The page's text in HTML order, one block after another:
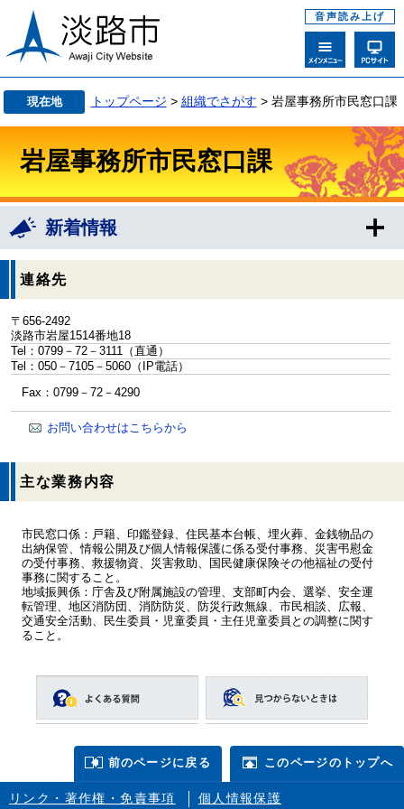
音声読み上げ
現在地 トップページ > 組織でさがす > 岩屋事務所市民窓口課
岩屋事務所市民窓口課
新着情報
連絡先
〒656-2492
淡路市岩屋1514番地18
Tel：0799－72－3111 （直通）
Tel：050－7105－5060 （IP電話）
Fax：0799－72－4290
お問い合わせはこちらから
主な業務内容
市民窓口係：戸籍、印鑑登録、住民基本台帳、埋火葬、金銭物品の
出納保管、情報公開及び個人情報保護に係る受付事務、災害弔慰金
の受付事務、救援物資、災害救助、国民健康保険その他福祉の受付
事務に関すること。
地域振興係：庁舎及び附属施設の管理、支部町内会、選挙、安全運
転管理、地区消防団、消防防災、防災行政無線、市民相談、広報、
交通安全活動、民生委員・児童委員・主任児童委員との調整に関す
ること。
前のページに戻る このページのトップへ
リンク・著作権・免責事項 個人情報保護